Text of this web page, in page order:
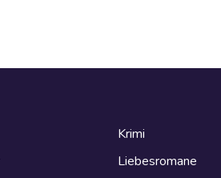
Krimi
Liebesromane